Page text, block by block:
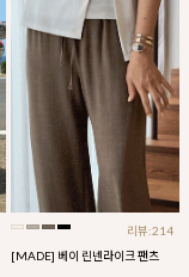
리뷰:214
[MADE] 베이 린넨라이크 팬츠